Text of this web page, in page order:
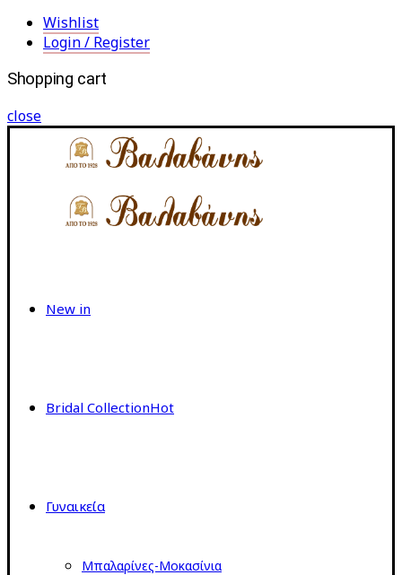
Wishlist
Login / Register
Shopping cart
close
New in
Bridal CollectionHot
Γυναικεία
Μπαλαρίνες-Μοκασίνια